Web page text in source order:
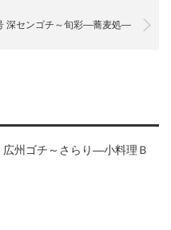
深センゴチ～旬彩―蕎麦処―
広州ゴチ～さらり―小料理Ｂ